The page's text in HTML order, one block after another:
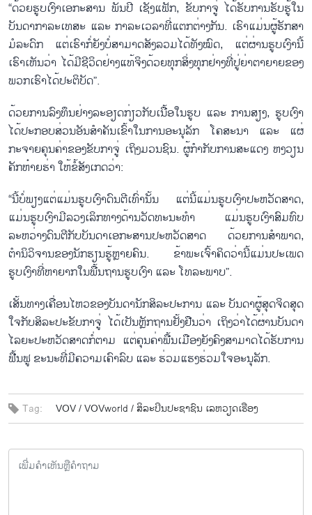
“ດ້ວຍຮູບເງົາເອກະສານ ພັນປີ ເຊັງແຟັກ, ຂັບກາຈູ່ ໄດ້ຮັບການຮັບຮູ້ໃນ
ບັນດາກາລະເທສະ ແລະ ກາລະເວລາທີ່ແຕກຕ່າງກັນ. ເຮົາແມ່ນຜູ້ຮັກສາ
ມໍລະດົກ ແຕ່ເຮົາກໍ່ຍັງບໍ່ສາມາດສັງລວມໄດ້ທັງໝົດ, ແຕ່ຜ່ານຮູບເງົານີ້
ເຮົາເຫັນວ່າ ໄດ້ມີຊີວິດຢ່າງແທ້ຈິງດ້ວຍທຸກສິ່ງທຸກຢ່າງທີ່ປູ່ຍ່າຕາຍາຍຂອງ
ພວກເຮົາໄດ້ປະຕິບັດ”.
ດ້ວຍການລົງທຶນຢ່າງລະອຽດກ່ຽວກັບເນື້ອໃນຮູບ ແລະ ການສຽງ, ຮູບເງົາ
ໄດ້ປະກອບສ່ວນອັນສຳຄັນເຂົ້າໃນການອະນຸລັກ ໂຄສະນາ ແລະ ແຜ່
ກະຈາຍຄຸນຄ່າຂອງຂັບກາຈູ່ ເຖິງມວນຊົນ. ຜູ້ກຳກັບການສະແດງ ຫງວຽນ
ຄັກຫ໋າຍຮ່າ ໃຫ້ຂໍ້ສັງເກດວ່າ:
“ນີ້ບໍ່ພຽງແຕ່ແມ່ນຮູບເງົາດົນຕີເທົ່ານັ້ນ ແຕ່ນີ້ແມ່ນຮູບເງົາປະຫວັດສາດ,
ແມ່ນຮູບເງົາມີລວງເລິກທາງດ້ານວັດທະນະທຳ ແມ່ນຮູບເງົາສົມທົບ
ລະຫວ່າງດົນຕີກັບບັນດາເອກະສານປະຫວັດສາດ ດ້ວຍການສຳພາດ,
ຕຳນິວິຈານຂອງນັກຮຽນຮູ້ຫຼາຍຄົນ. ຂ້າພະເຈົ້າຄິດວ່ານີ້ແມ່ນປະເພດ
ຮູບເງົາທີ່ຫາຍາກໃນພື້ນຖານຮູບເງົາ ແລະ ໂທລະພາບ”.
ເສັ້ນທາງເຄື່ອນໄຫວຂອງບັນດານັກສິລະປະການ ແລະ ບັນດາຜູ້ສຸດຈິດສຸດ
ໃຈກັບສິລະປະຂັບກາຈູ່ ໄດ້ເປັນຫຼັກຖານຢັ້ງຢືນວ່າ ເຖິງວ່າໄດ້ຜ່ານບັນດາ
ໄລຍະປະຫວັດສາດກໍ່ຕາມ ແຕ່ຄຸນຄ່າພື້ນເມືອງຍັງຄົງສາມາດໄດ້ຮັບການ
ຟື້ນຟູ ຂະນະທີ່ມີຄວາມເຄົາລົບ ແລະ ຮ່ວມແຮງຮ່ວມໃຈອະນຸລັກ.
Tag: VOV /VOVworld / ສິລະປິນປະຊາຊົນ ເລຫວຽດເຮືອງ